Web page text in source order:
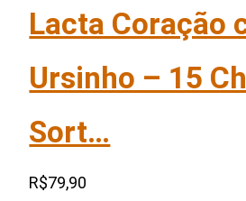
Lacta Coração
Ursinho – 15
Sort…
R$79,90